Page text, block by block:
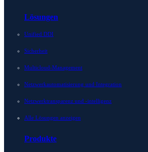
Lösungen
Unified DDI
Sicherheit
Multicloud-Management
Netzwerkautomatisierung und Integration
Netzwerktransparenz und -intelligenz
Alle Lösungen anzeigen
Produkte